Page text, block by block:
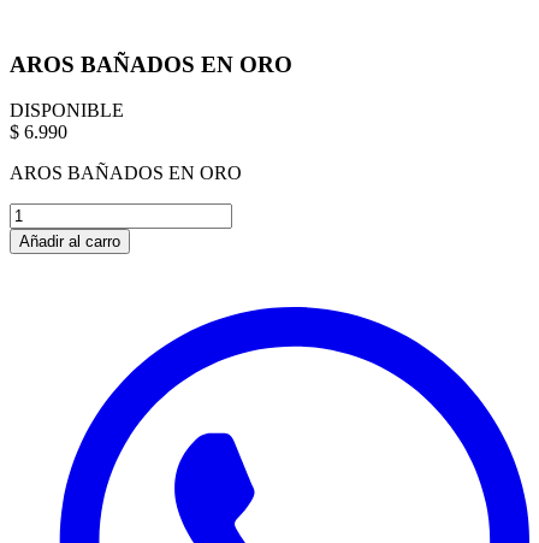
AROS BAÑADOS EN ORO
DISPONIBLE
$ 6.990
AROS BAÑADOS EN ORO
Añadir al carro